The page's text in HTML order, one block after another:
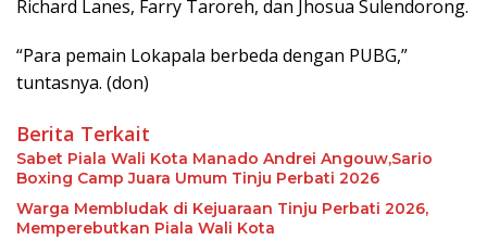
Richard Lanes, Farry Taroreh, dan Jhosua Sulendorong.
“Para pemain Lokapala berbeda dengan PUBG,”
tuntasnya. (don)
Berita Terkait
Sabet Piala Wali Kota Manado Andrei Angouw,Sario
Boxing Camp Juara Umum Tinju Perbati 2026
Warga Membludak di Kejuaraan Tinju Perbati 2026,
Memperebutkan Piala Wali Kota